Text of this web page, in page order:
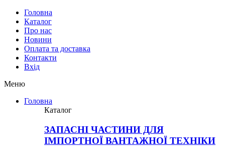
Головна
Каталог
Про нас
Новини
Оплата та доставка
Контакти
Вхiд
Меню
Головна
Каталог
ЗАПАСНІ ЧАСТИНИ ДЛЯ
ІМПОРТНОЇ ВАНТАЖНОЇ ТЕХНІКИ